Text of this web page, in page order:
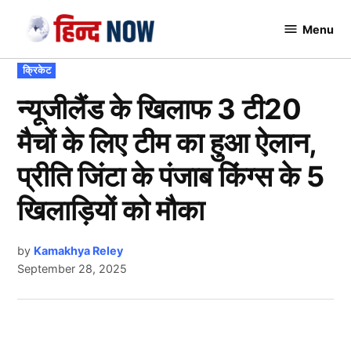
content
Menu
POSTED
IN
क्रिकेट
न्यूजीलैंड के खिलाफ 3 टी20
मैचों के लिए टीम का हुआ ऐलान,
प्रीति जिंटा के पंजाब किंग्स के 5
खिलाड़ियों को मौका
by Kamakhya Reley
September 28, 2025